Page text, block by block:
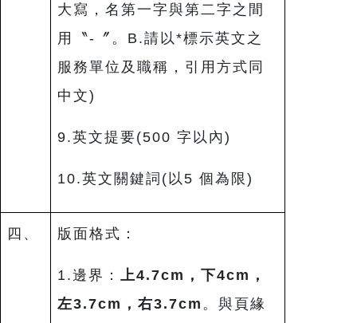
大寫，名第一字與第二字之間
用〝-〞。B.請以*標示英文之
服務單位及職稱，引用方式同
中文)
9.英文提要(500 字以內)
10.英文關鍵詞(以5 個為限)
四、 版面格式：
1.邊界： 上4.7cm ，下4cm ，
左3.7cm ，右3.7cm 。與頁緣